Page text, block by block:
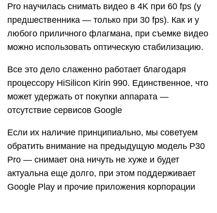
Pro научилась снимать видео в 4K при 60 fps (у
предшественника — только при 30 fps). Как и у
любого приличного флагмана, при съемке видео
можно использовать оптическую стабилизацию.
Все это дело слаженно работает благодаря
процессору HiSilicon Kirin 990. Единственное, что
может удержать от покупки аппарата —
отсутствие сервисов Google
Если их наличие принципиально, мы советуем
обратить внимание на предыдущую модель P30
Pro — снимает она ничуть не хуже и будет
актуальна еще долго, при этом поддерживает
Google Play и прочие приложения корпорации